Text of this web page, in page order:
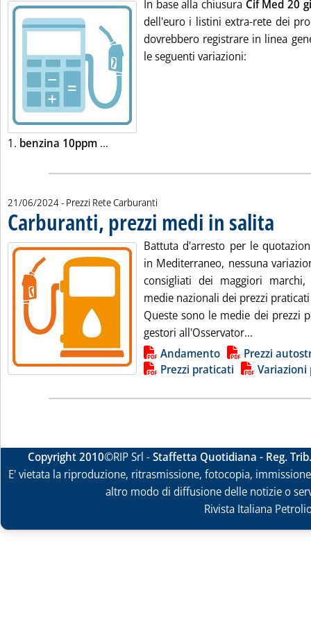
In base alla chiusura Cif Med 20
dell'euro i listini extra-rete dei
dovrebbero registrare in linea
le seguenti variazioni:
1. benzina 10ppm ...
21/06/2024- Prezzi Rete Carburanti
Carburanti, prezzi medi in salita
Battuta d'arresto per le
in Mediterraneo, nessuna
consigliati dei maggiori
medie nazionali dei prezzi
Queste sono le medie dei prezzi
gestori all'Osservator...
Lista allegati PDF alla notizia
Andamento
Prezzi
Prezzi praticati
Variazioni
Copyright 2010©RIP Srl -Staffetta Quotidiana - Reg.
E' vietata la riproduzione, ritrasmissione, fotocopia,
altro modo di diffusione delle notizie o
Rivista Italiana